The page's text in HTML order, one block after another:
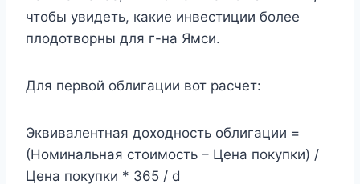
чтобы увидеть, какие инвестиции более
плодотворны для г-на Ямси.
Для первой облигации вот расчет:
Эквивалентная доходность облигации =
(Номинальная стоимость – Цена покупки) /
Цена покупки * 365 / d